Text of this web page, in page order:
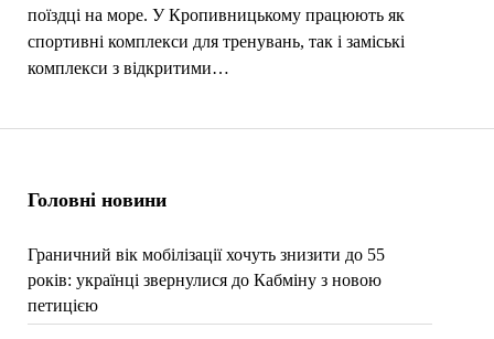
Головні новини
Граничний вік мобілізації хочуть знизити до 55
років: українці звернулися до Кабміну з новою
петицією
поїздці на море. У Кропивницькому працюють як
спортивні комплекси для тренувань, так і заміські
комплекси з відкритими…